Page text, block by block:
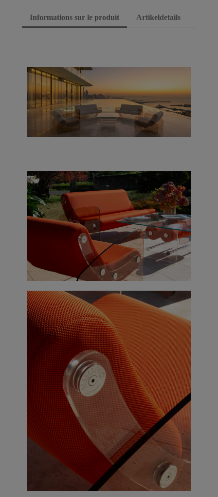
Informations sur le produit Artikeldetails